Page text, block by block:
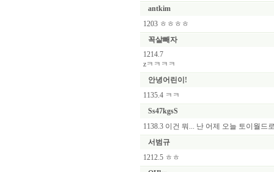
antkim
1203 ㅎㅎㅎㅎ
꼭살빼자
1214.7
zㅋㅋㅋㅋ
안녕어린이!
1135.4 ㅋㅋ
Ss47kgsS
1138.3 이건 뭐... 난 어제 오늘 토이월드
서범규
1212.5 ㅎㅎ